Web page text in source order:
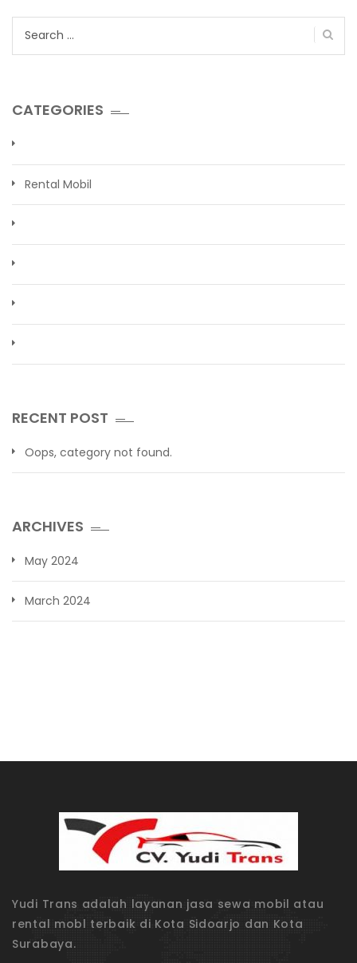
CATEGORIES
Rental Mobil
RECENT POST
Oops, category not found.
ARCHIVES
May 2024
March 2024
Yudi Trans adalah layanan jasa sewa mobil atau
rental mobl terbaik di Kota Sidoarjo dan Kota
Surabaya.